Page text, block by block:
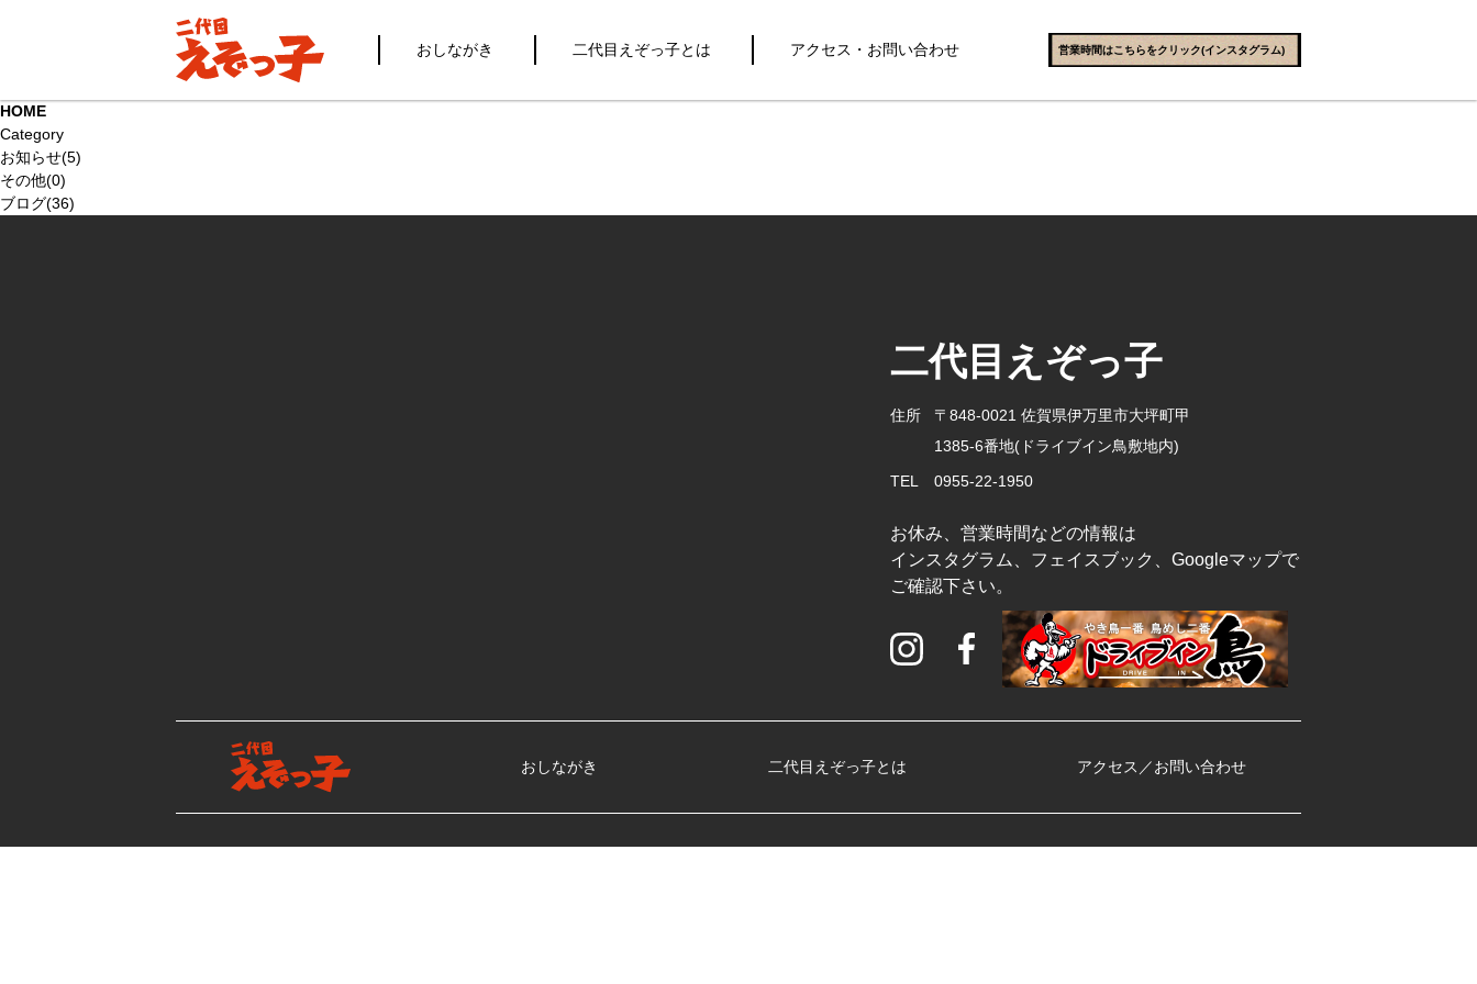
おしながき 二代目えぞっ子とは アクセス・お問い合わせ 営業時間はこちらをクリック(インスタグラム)
HOME
Category
お知らせ(5)
その他(0)
ブログ(36)
二代目えぞっ子
住所
〒848-0021 佐賀県伊万里市大坪町甲
1385-6番地(ドライブイン鳥敷地内)
TEL
0955-22-1950
お休み、営業時間などの情報は
インスタグラム、フェイスブック、Googleマップで
ご確認下さい。
おしながき 二代目えぞっ子とは アクセス／お問い合わせ